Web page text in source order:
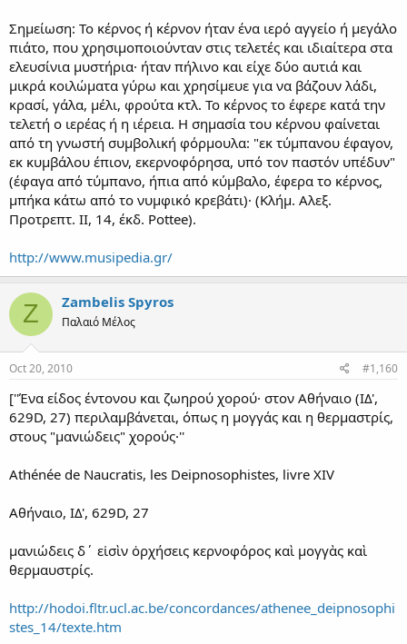
Σημείωση: Το κέρνος ή κέρνον ήταν ένα ιερό αγγείο ή μεγάλο
πιάτο, που χρησιμοποιούνταν στις τελετές και ιδιαίτερα στα
ελευσίνια μυστήρια· ήταν πήλινο και είχε δύο αυτιά και
μικρά κοιλώματα γύρω και χρησίμευε για να βάζουν λάδι,
κρασί, γάλα, μέλι, φρούτα κτλ. Το κέρνος το έφερε κατά την
τελετή ο ιερέας ή η ιέρεια. Η σημασία του κέρνου φαίνεται
από τη γνωστή συμβολική φόρμουλα: "εκ τύμπανου έφαγον,
εκ κυμβάλου έπιον, εκερνοφόρησα, υπό τον παστόν υπέδυν"
(έφαγα από τύμπανο, ήπια από κύμβαλο, έφερα το κέρνος,
μπήκα κάτω από το νυμφικό κρεβάτι)· (Κλήμ. Αλεξ.
Προτρεπτ. ΙΙ, 14, έκδ. Pottee).
http://www.musipedia.gr/
Z Zambelis Spyros
Παλαιό Μέλος
Oct 20, 2010 #1,160
[''Ένα είδος έντονου και ζωηρού χορού· στον Αθήναιο (ΙΔ',
629D, 27) περιλαμβάνεται, όπως η μογγάς και η θερμαστρίς,
στους "μανιώδεις" χορούς·''
Athénée de Naucratis, les Deipnosophistes, livre XIV
Αθήναιο, ΙΔ', 629D, 27
μανιώδεις δ΄ εἰσὶν ὀρχήσεις κερνοφόρος καὶ μογγὰς καὶ
θερμαυστρίς.
http://hodoi.fltr.ucl.ac.be/concordances/athenee_deipnosophi
stes_14/texte.htm